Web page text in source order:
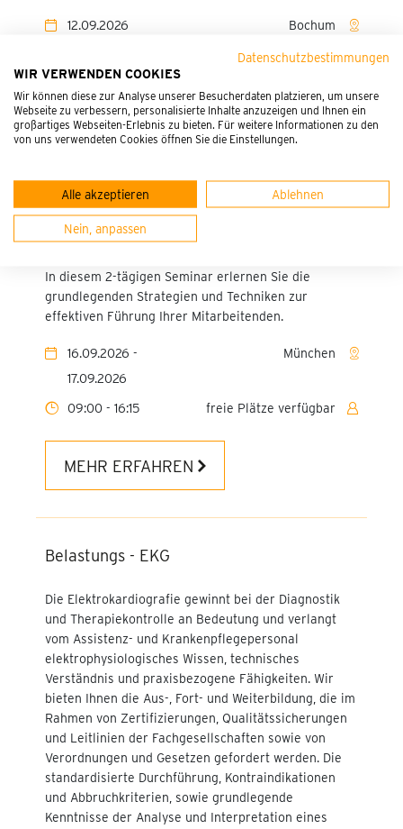
Datenschutzbestimmungen
WIR VERWENDEN COOKIES
Wir können diese zur Analyse unserer Besucherdaten platzieren, um unsere
Webseite zu verbessern, personalisierte Inhalte anzuzeigen und Ihnen ein
großartiges Webseiten-Erlebnis zu bieten. Für weitere Informationen zu den
von uns verwendeten Cookies öffnen Sie die Einstellungen.
Alle akzeptieren Ablehnen
Nein, anpassen
Advanced
Berufspädagogische
Praxisanleitungen (8-24 UE)
Mobilität und Positionierung
Elektroneurographie (ENG)
Pflege und medizinisches
Fachpersonal
Funktionsdiagnostik
Kleine Lungenfunktion -
Lungenfunktion -
Aufbauseminar
Weiterbildung
Medizinprodukteberater (§
83 MPDG)
Konfliktmanagement &
schwierige Gespräche
Mitarbeitergespräche
professionell führen
Auditvorbereitung in Pflege
und Qualitätsmanagement
12.09.2026 Bochum
freie Plätze verfügbar
MEHR ERFAHREN
Effektive Führung im Gesundheitswesen
2-Tagesseminar
In diesem 2-tägigen Seminar erlernen Sie die
grundlegenden Strategien und Techniken zur
effektiven Führung Ihrer Mitarbeitenden.
16.09.2026 -
17.09.2026
München
09:00 - 16:15 freie Plätze verfügbar
MEHR ERFAHREN
Belastungs - EKG
Die Elektrokardiografie gewinnt bei der Diagnostik
und Therapiekontrolle an Bedeutung und verlangt
vom Assistenz- und Krankenpflegepersonal
elektrophysiologisches Wissen, technisches
Verständnis und praxisbezogene Fähigkeiten. Wir
bieten Ihnen die Aus-, Fort- und Weiterbildung, die im
Rahmen von Zertifizierungen, Qualitätssicherungen
und Leitlinien der Fachgesellschaften sowie von
Verordnungen und Gesetzen gefordert werden. Die
standardisierte Durchführung, Kontraindikationen
und Abbruchkriterien, sowie grundlegende
Kenntnisse der Analyse und Interpretation eines